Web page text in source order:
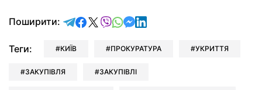
Поширити: відправити у Telegram
поділитись у Facebook
поділитись у X
відправити у Viber
відправити у Whatsapp
відправити у Messenger
відправити у LinkedIn
Теги: КИЇВ ПРОКУРАТУРА УКРИТТЯ
ЗАКУПІВЛЯ ЗАКУПІВЛІ